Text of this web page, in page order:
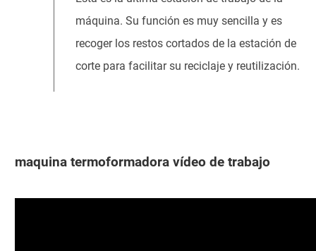
máquina. Su función es muy sencilla y es
recoger los restos cortados de la estación de
corte para facilitar su reciclaje y reutilización.
maquina termoformadora vídeo de trabajo